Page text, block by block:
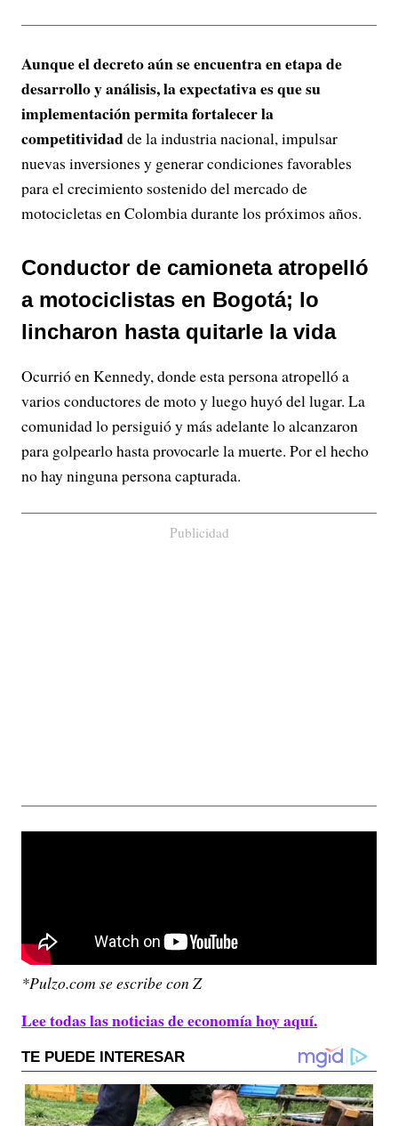
Aunque el decreto aún se encuentra en etapa de
desarrollo y análisis, la expectativa es que su
implementación permita fortalecer la
competitividadde la industria nacional, impulsar
nuevas inversiones y generar condiciones favorables
para el crecimiento sostenido del mercado de
motocicletas en Colombia durante los próximos años.
Conductor de camioneta atropelló
a motociclistas en Bogotá; lo
lincharon hasta quitarle la vida
Ocurrió en Kennedy, donde esta persona atropelló a
varios conductores de moto y luego huyó del lugar. La
comunidad lo persiguió y más adelante lo alcanzaron
para golpearlo hasta provocarle la muerte. Por el hecho
no hay ninguna persona capturada.
Publicidad
*Pulzo.com se escribe con Z
Lee todas las noticias de economía hoy aquí.